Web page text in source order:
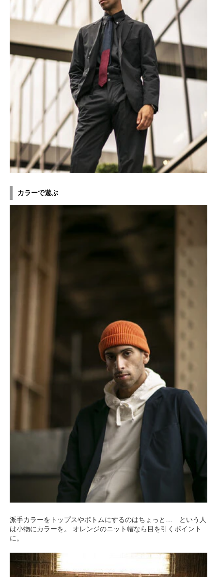
カラーで遊ぶ
派手カラーをトップスやボトムにするのはちょっと… という人
は小物にカラーを。 オレンジのニット帽なら目を引くポイント
に。